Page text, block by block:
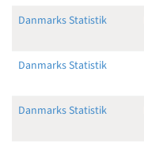
Danmarks Statistik
Danmarks Statistik
Danmarks Statistik